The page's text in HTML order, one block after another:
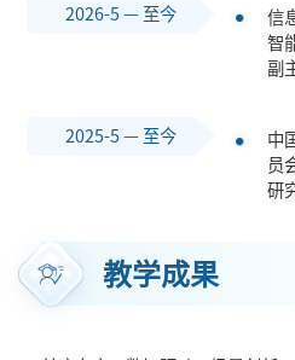
2026-5 — 至今
信
智
副
2025-5 — 至今
中
员
研
教学成果